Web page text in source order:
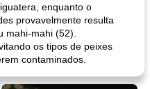
enquanto o
provavelmente resulta
mahi-mahi (52).
os tipos de peixes
contaminados.